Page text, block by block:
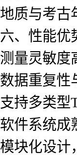
地质与考古
六、性能优
测量灵敏度
数据重复性
支持多类型
软件系统成
模块化设计